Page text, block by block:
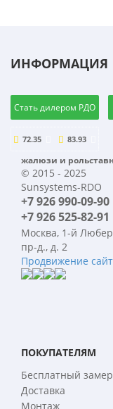
ИНФОРМАЦИЯ
Стать дилером РДО
72.35 83.93
жалюзи и
© 2015 - 2025
Sunsystems-RDO
+7 926 990-09-90
+7 926 525-82-91
Москва, 1-й
пр-д., д. 2
Продвижение
ПОКУПАТЕЛЯМ
Бесплатный замер
Доставка
Монтаж